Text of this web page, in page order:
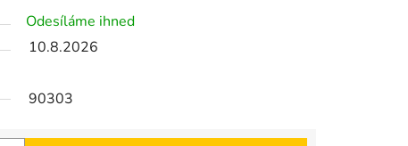
Odesíláme ihned
10.8.2026
90303